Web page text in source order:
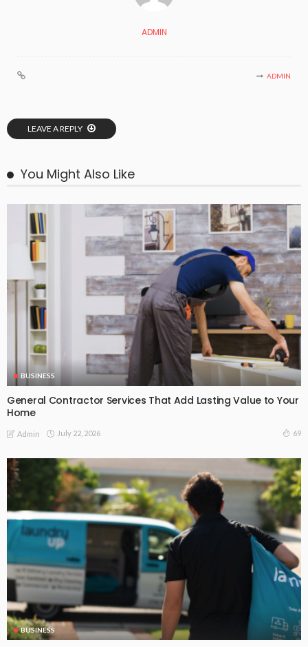
ADMIN
ADMIN
LEAVE A REPLY
You Might Also Like
BUSINESS
General Contractor Services That Add Lasting Value to Your
Home
Admin July 22, 2026 69
BUSINESS